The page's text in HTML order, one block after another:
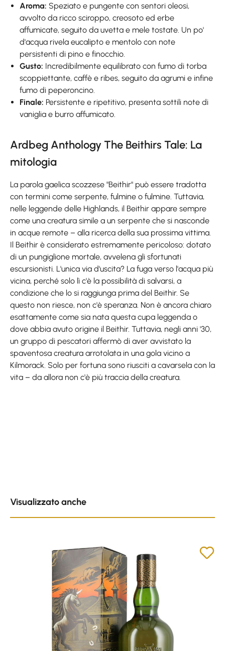
Aroma: Speziato e pungente con sentori oleosi,
avvolto da ricco sciroppo, creosoto ed erbe
affumicate, seguito da uvetta e mele tostate. Un po'
d'acqua rivela eucalipto e mentolo con note
persistenti di pino e finocchio.
Gusto: Incredibilmente equilibrato con fumo di torba
scoppiettante, caffè e ribes, seguito da agrumi e infine
fumo di peperoncino.
Finale: Persistente e ripetitivo, presenta sottili note di
vaniglia e burro affumicato.
Ardbeg Anthology The Beithirs Tale: La
mitologia
La parola gaelica scozzese "Beithir" può essere tradotta
con termini come serpente, fulmine o fulmine. Tuttavia,
nelle leggende delle Highlands, il Beithir appare sempre
come una creatura simile a un serpente che si nasconde
in acque remote – alla ricerca della sua prossima vittima.
Il Beithir è considerato estremamente pericoloso: dotato
di un pungiglione mortale, avvelena gli sfortunati
escursionisti. L'unica via d'uscita? La fuga verso l'acqua più
vicina, perché solo lì c'è la possibilità di salvarsi, a
condizione che lo si raggiunga prima del Beithir. Se
questo non riesce, non c'è speranza. Non è ancora chiaro
esattamente come sia nata questa cupa leggenda o
dove abbia avuto origine il Beithir. Tuttavia, negli anni '30,
un gruppo di pescatori affermò di aver avvistato la
spaventosa creatura arrotolata in una gola vicino a
Kilmorack. Solo per fortuna sono riusciti a cavarsela con la
vita – da allora non c'è più traccia della creatura.
Visualizzato anche